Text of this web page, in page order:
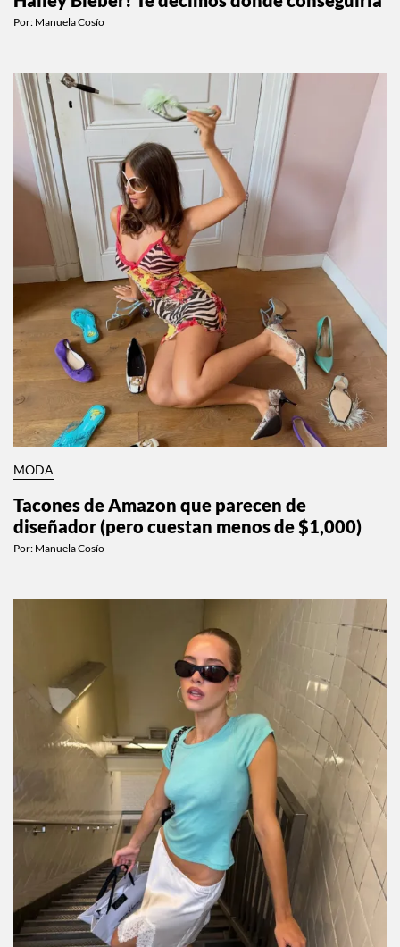
Por: Manuela Cosío
MODA
Tacones de Amazon que parecen de
diseñador (pero cuestan menos de $1,000)
Por: Manuela Cosío